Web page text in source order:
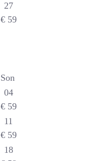
27
€ 59
Son
04
€ 59
11
€ 59
18